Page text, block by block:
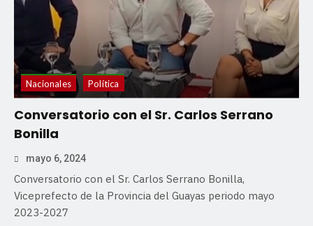
Nacionales Política
Conversatorio con el Sr. Carlos Serrano
Bonilla
mayo 6, 2024
Conversatorio con el Sr. Carlos Serrano Bonilla,
Viceprefecto de la Provincia del Guayas periodo mayo
2023-2027